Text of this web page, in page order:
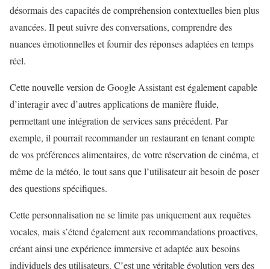
désormais des capacités de compréhension contextuelles bien plus
avancées. Il peut suivre des conversations, comprendre des
nuances émotionnelles et fournir des réponses adaptées en temps
réel.
Cette nouvelle version de Google Assistant est également capable
d’interagir avec d’autres applications de manière fluide,
permettant une intégration de services sans précédent. Par
exemple, il pourrait recommander un restaurant en tenant compte
de vos préférences alimentaires, de votre réservation de cinéma, et
même de la météo, le tout sans que l’utilisateur ait besoin de poser
des questions spécifiques.
Cette personnalisation ne se limite pas uniquement aux requêtes
vocales, mais s’étend également aux recommandations proactives,
créant ainsi une expérience immersive et adaptée aux besoins
individuels des utilisateurs. C’est une véritable évolution vers des